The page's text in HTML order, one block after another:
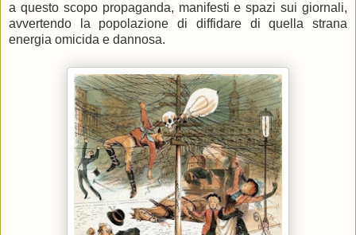
a questo scopo propaganda, manifesti e spazi sui giornali,
avvertendo la popolazione di diffidare di quella strana
energia omicida e dannosa.